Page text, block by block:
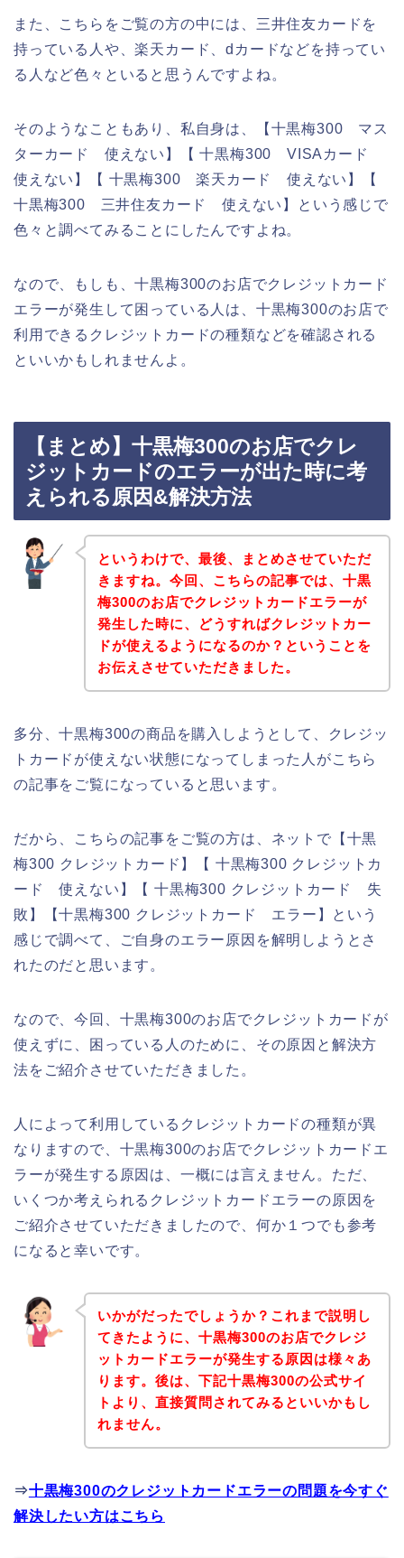
また、こちらをご覧の方の中には、三井住友カードを
持っている人や、楽天カード、dカードなどを持ってい
る人など色々といると思うんですよね。
そのようなこともあり、私自身は、【十黒梅300 マス
ターカード 使えない】【 十黒梅300 VISAカード
使えない】【 十黒梅300 楽天カード 使えない】【
十黒梅300 三井住友カード 使えない】という感じで
色々と調べてみることにしたんですよね。
なので、もしも、十黒梅300のお店でクレジットカード
エラーが発生して困っている人は、十黒梅300のお店で
利用できるクレジットカードの種類などを確認される
といいかもしれませんよ。
【まとめ】十黒梅300のお店でクレ
ジットカードのエラーが出た時に考
えられる原因&解決方法
というわけで、最後、まとめさせていただ
きますね。今回、こちらの記事では、十黒
梅300のお店でクレジットカードエラーが
発生した時に、どうすればクレジットカー
ドが使えるようになるのか？ということを
お伝えさせていただきました。
多分、十黒梅300の商品を購入しようとして、クレジッ
トカードが使えない状態になってしまった人がこちら
の記事をご覧になっていると思います。
だから、こちらの記事をご覧の方は、ネットで【十黒
梅300 クレジットカード】【 十黒梅300 クレジットカ
ード 使えない】【 十黒梅300 クレジットカード 失
敗】【十黒梅300 クレジットカード エラー】という
感じで調べて、ご自身のエラー原因を解明しようとさ
れたのだと思います。
なので、今回、十黒梅300のお店でクレジットカードが
使えずに、困っている人のために、その原因と解決方
法をご紹介させていただきました。
人によって利用しているクレジットカードの種類が異
なりますので、十黒梅300のお店でクレジットカードエ
ラーが発生する原因は、一概には言えません。ただ、
いくつか考えられるクレジットカードエラーの原因を
ご紹介させていただきましたので、何か１つでも参考
になると幸いです。
いかがだったでしょうか？これまで説明し
てきたように、十黒梅300のお店でクレジ
ットカードエラーが発生する原因は様々あ
ります。後は、下記十黒梅300の公式サイ
トより、直接質問されてみるといいかもし
れません。
⇒十黒梅300のクレジットカードエラーの問題を今すぐ
解決したい方はこちら